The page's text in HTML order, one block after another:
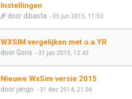
Instellingen
door dibasta - 05 jun 2015, 11:53
WXSIM vergelijken met o.a.YR
door Goris - 31 jan 2015, 12:43
Nieuwe WxSim versie 2015
doorjango - 31 dec 2014, 21:06